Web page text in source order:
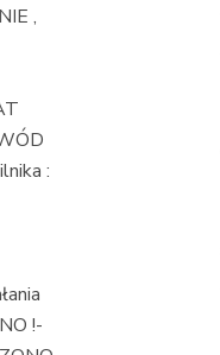
,
:
!-